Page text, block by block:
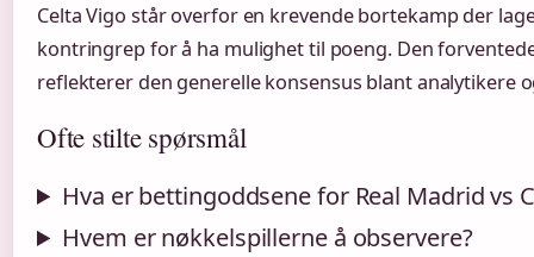
Celta Vigo står overfor en krevende bortekamp der
kontringrep for å ha mulighet til poeng. Den
reflekterer den generelle konsensus blant analytikere
Ofte stilte spørsmål
Hva er bettingoddsene for Real Madrid vs
Hvem er nøkkelspillerne å observere?